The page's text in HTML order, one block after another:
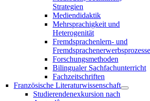
Strategien
Mediendidaktik
Mehrsprachigkeit und
Heterogenität
Fremdsprachenlern- und
Fremdsprachenerwerbsprozesse
Forschungsmethoden
Bilingualer Sachfachunterricht
Fachzeitschriften
Französische Literaturwissenschaft
Studierendenexkursion nach